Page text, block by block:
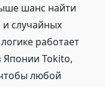
шанс найти
и случайных
работает
Японии Tokito,
любой